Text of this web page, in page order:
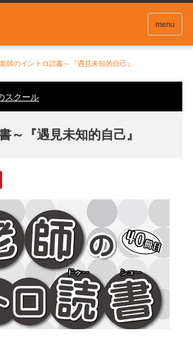
menu
老師のイントロ読書～『遇見未知的自己』
スクール
～『遇見未知的自己』